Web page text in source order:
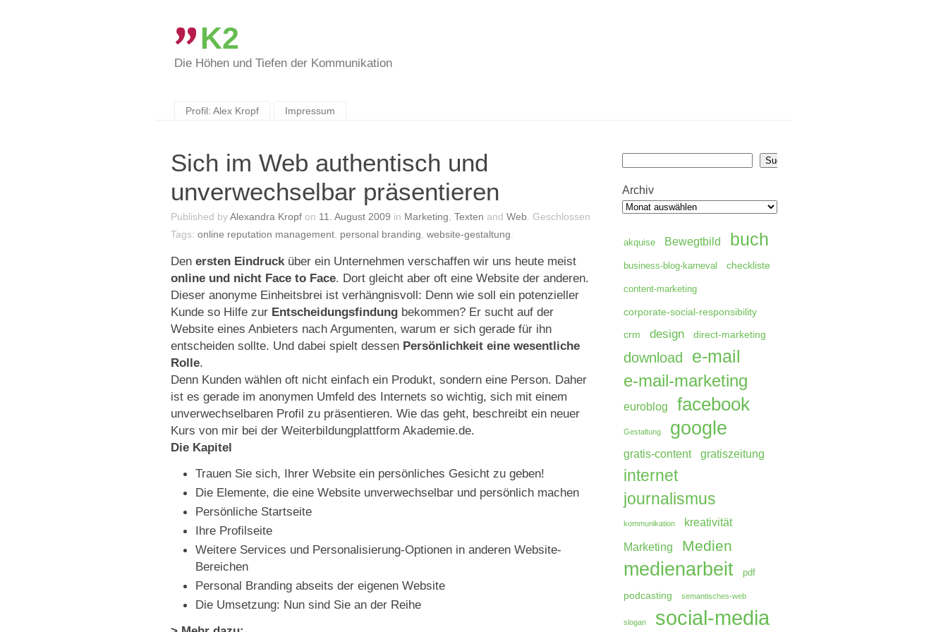
K2
Die Höhen und Tiefen der Kommunikation
Profil: Alex Kropf
Impressum
Sich im Web authentisch und
unverwechselbar präsentieren
Published byAlexandra Kropf on 11. August 2009 in Marketing Texten and Web Geschlossen
Tags: online reputation management personal branding website-gestaltung
Den ersten Eindruck über ein Unternehmen verschaffen wir uns heute meist
online und nicht Face to Face. Dort gleicht aber oft eine Website der anderen.
Dieser anonyme Einheitsbrei ist verhängnisvoll: Denn wie soll ein potenzieller
Kunde so Hilfe zur Entscheidungsfindung bekommen? Er sucht auf der
Website eines Anbieters nach Argumenten, warum er sich gerade für ihn
entscheiden sollte. Und dabei spielt dessen Persönlichkeit eine wesentliche
Rolle.
Denn Kunden wählen oft nicht einfach ein Produkt, sondern eine Person. Daher
ist es gerade im anonymen Umfeld des Internets so wichtig, sich mit einem
unverwechselbaren Profil zu präsentieren. Wie das geht, beschreibt ein neuer
Kurs von mir bei der Weiterbildungplattform Akademie.de.
Die Kapitel
Trauen Sie sich, Ihrer Website ein persönliches Gesicht zu geben!
Die Elemente, die eine Website unverwechselbar und persönlich machen
Persönliche Startseite
Ihre Profilseite
Weitere Services und Personalisierung-Optionen in anderen Website-
Bereichen
Personal Branding abseits der eigenen Website
Die Umsetzung: Nun sind Sie an der Reihe
Suchen
Archiv
akquise Bewegtbild buch
business-blog-karneval checkliste
content-marketing
corporate-social-responsibility
crm
design direct-marketing
download e-mail
e-mail-marketing
euroblog facebook
Gestaltung google
gratis-content gratiszeitung
internet
journalismus
kommunikation kreativität
Marketing Medien
medienarbeit pdf
podcasting semantisches-web
slogan social-media